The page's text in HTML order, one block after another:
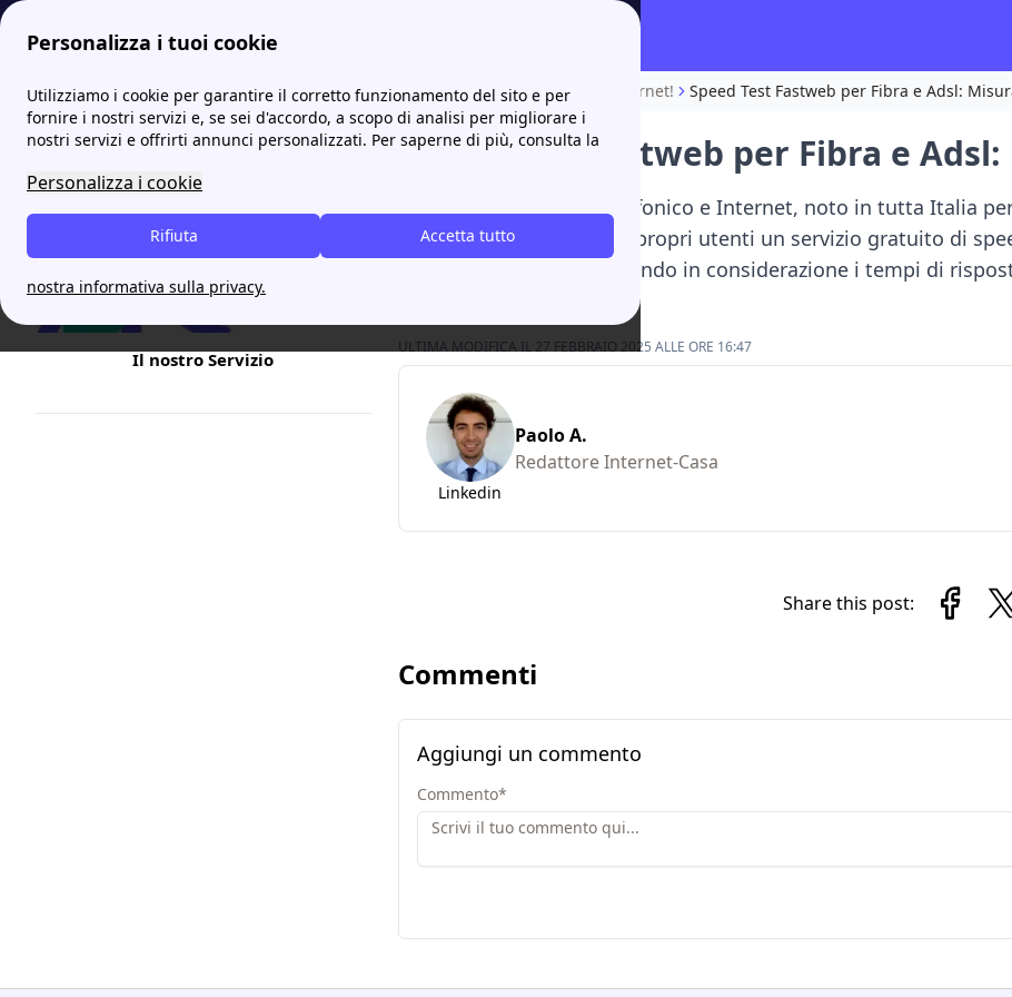
Personalizza i tuoi cookie
Utilizziamo i cookie per garantire il corretto funzionamento del sito e per
fornire i nostri servizi e, se sei d'accordo, a scopo di analisi per migliorare i
nostri servizi e offrirti annunci personalizzati. Per saperne di più, consulta la
Personalizza i cookie
Accetta tutto
Rifiuta
nostra informativa sulla privacy.
Internet Casa MoreSpeed test WiFi? Scopri la velocità della tua connessione internet! Speed Test Fastweb per Fibra e Adsl:
Il nostro Servizio
Speed Test Fastweb per Fibra e
Fastweb, l’operatore telefonico e Internet, noto in tutta Italia
mette a disposizione dei propri utenti un servizio gratuito di
a cui stai navigando, tenendo in considerazione i tempi di
ULTIMA MODIFICA IL 27 FEBBRAIO 2025 ALLE ORE 16:47
Linkedin
Paolo A.
Redattore Internet-Casa
Share this post:
Commenti
Aggiungi un commento
Commento*